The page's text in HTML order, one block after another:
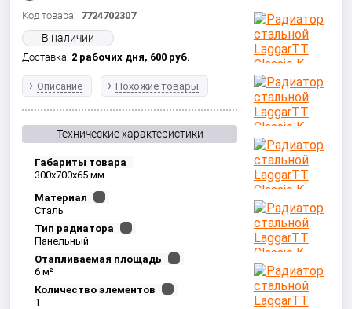
Код товара: 7724702307
В наличии
Доставка: 2 рабочих дня, 600 руб.
Описание Похожие товары
Технические характеристики
Габариты товара
300x700x65 мм
Материал
Сталь
Тип радиатора
Панельный
Отапливаемая площадь
6 м²
Количество элементов
1